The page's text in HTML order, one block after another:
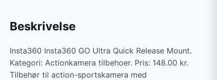
Beskrivelse
Insta360 Insta360 GO Ultra Quick Release Mount.
Kategori: Actionkamera tilbehoer. Pris: 148.00 kr.
Tilbehør til action-sportskamera med